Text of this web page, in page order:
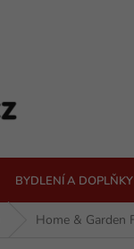
BYDLENÍ A DOPLŇKY
Home & Garden